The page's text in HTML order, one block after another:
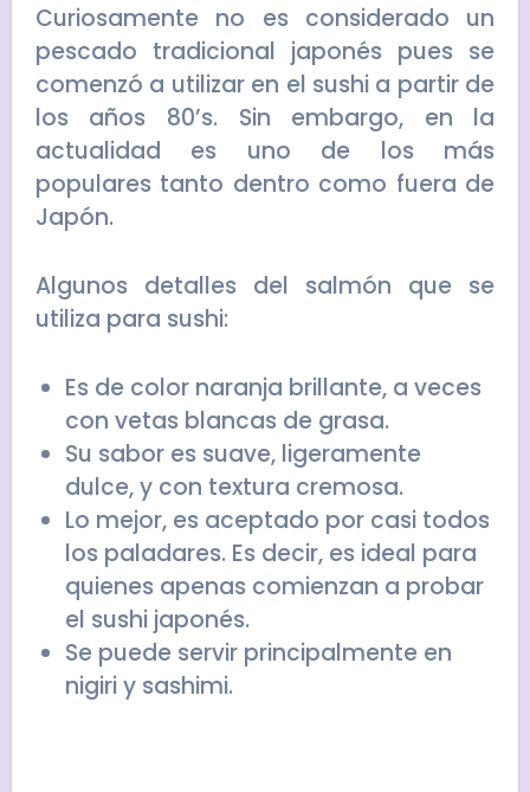
Curiosamente no es considerado un
pescado tradicional japonés pues se
comenzó a utilizar en el sushi a partir de
los años 80’s. Sin embargo, en la
actualidad es uno de los más
populares tanto dentro como fuera de
Japón.
Algunos detalles del salmón que se
utiliza para sushi:
Es de color naranja brillante, a veces
con vetas blancas de grasa.
Su sabor es suave, ligeramente
dulce, y con textura cremosa.
Lo mejor, es aceptado por casi todos
los paladares. Es decir, es ideal para
quienes apenas comienzan a probar
el sushi japonés.
Se puede servir principalmente en
nigiri y sashimi.